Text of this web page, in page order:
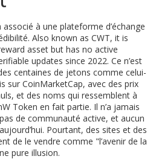
à une plateforme d’échange
. Also known as CWT, it is
asset but has no active
updates since 2022. Ce n’est
centaines de jetons comme celui-
sur CoinMarketCap, avec des prix
et des noms qui ressemblent à
Token en fait partie. Il n’a jamais
de communauté active, et aucun
Pourtant, des sites et des
de le vendre comme "l’avenir de la
pure illusion.